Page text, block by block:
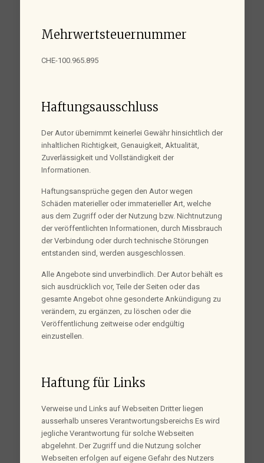
Mehrwertsteuernummer
CHE-100.965.895
Haftungsausschluss
Der Autor übernimmt keinerlei Gewähr hinsichtlich der
inhaltlichen Richtigkeit, Genauigkeit, Aktualität,
Zuverlässigkeit und Vollständigkeit der
Informationen.
Haftungsansprüche gegen den Autor wegen
Schäden materieller oder immaterieller Art, welche
aus dem Zugriff oder der Nutzung bzw. Nichtnutzung
der veröffentlichten Informationen, durch Missbrauch
der Verbindung oder durch technische Störungen
entstanden sind, werden ausgeschlossen.
Alle Angebote sind unverbindlich. Der Autor behält es
sich ausdrücklich vor, Teile der Seiten oder das
gesamte Angebot ohne gesonderte Ankündigung zu
verändern, zu ergänzen, zu löschen oder die
Veröffentlichung zeitweise oder endgültig
einzustellen.
Haftung für Links
Verweise und Links auf Webseiten Dritter liegen
ausserhalb unseres Verantwortungsbereichs Es wird
jegliche Verantwortung für solche Webseiten
abgelehnt. Der Zugriff und die Nutzung solcher
Webseiten erfolgen auf eigene Gefahr des Nutzers